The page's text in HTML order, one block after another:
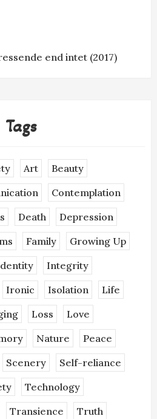
end intet (2017)
Tags
Art
Beauty
Contemplation
Death
Depression
Family
Growing Up
Integrity
Ironic Isolation
Life
Loss
Love
Nature
Peace
Scenery
Self-reliance
Technology
Transience
Truth